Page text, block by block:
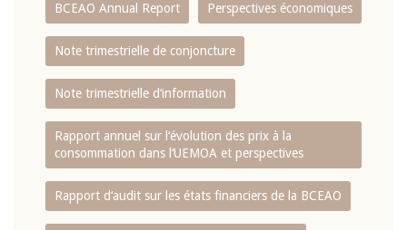
BCEAO Annual Report Perspectives économiques
Note trimestrielle de conjoncture
Note trimestrielle d‘information
Rapport annuel sur l‘évolution des prix à la
consommation dans l‘UEMOA et perspectives
Rapport d‘audit sur les états financiers de la BCEAO